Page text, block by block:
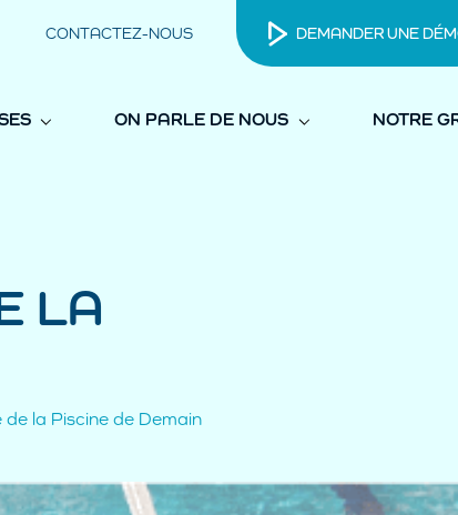
CONTACTEZ-NOUS DEMANDER UNE
ON PARLE DE NOUS NOTRE
LA
de la Piscine de Demain